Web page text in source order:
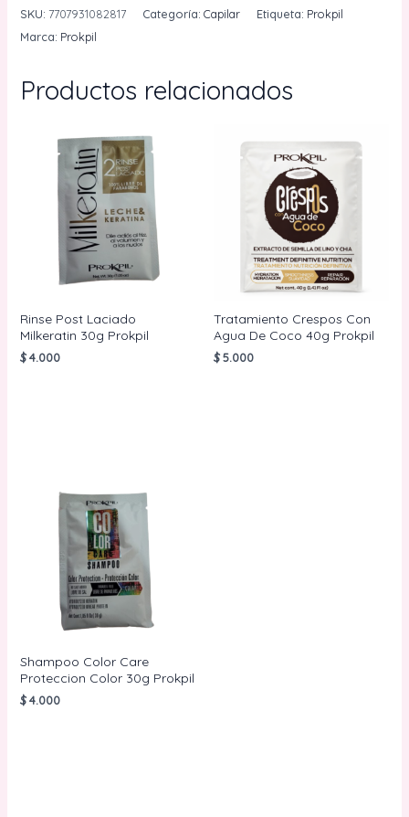
Rosa
40g
SKU: 7707931082817 Categoría: Capilar Etiqueta: Prokpil
Marca: Prokpil
Productos relacionados
Rinse Post Laciado
Milkeratin 30g Prokpil
$4.000
Tratamiento Crespos Con
Agua De Coco 40g Prokpil
$5.000
Shampoo Color Care
Proteccion Color 30g Prokpil
$4.000